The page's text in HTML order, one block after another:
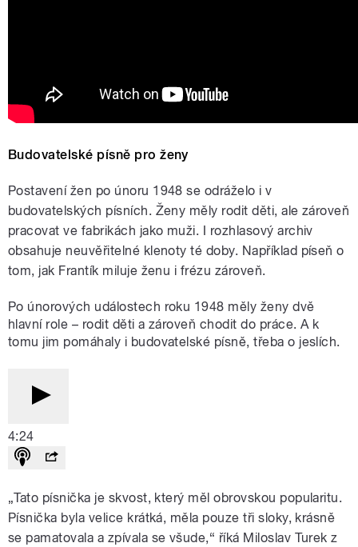
Budovatelské písně pro ženy
Postavení žen po únoru 1948 se odráželo i v
budovatelských písních. Ženy měly rodit děti, ale zároveň
pracovat ve fabrikách jako muži. I rozhlasový archiv
obsahuje neuvěřitelné klenoty té doby. Například píseň o
tom, jak Frantík miluje ženu i frézu zároveň.
Po únorových událostech roku 1948 měly ženy dvě
hlavní role – rodit děti a zároveň chodit do práce. A k
tomu jim pomáhaly i budovatelské písně, třeba o jeslích.
4:24
„Tato písnička je skvost, který měl obrovskou popularitu.
Písnička byla velice krátká, měla pouze tři sloky, krásně
se pamatovala a zpívala se všude,“ říká Miloslav Turek z